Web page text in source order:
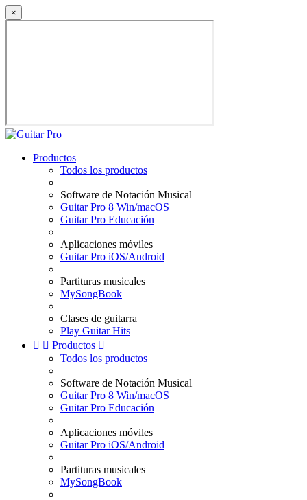
×
Productos
Todos los productos
Software de Notación Musical
Guitar Pro 8 Win/macOS
Guitar Pro Educación
Aplicaciones móviles
Guitar Pro iOS/Android
Partituras musicales
MySongBook
Clases de guitarra
Play Guitar Hits
  Productos 
Todos los productos
Software de Notación Musical
Guitar Pro 8 Win/macOS
Guitar Pro Educación
Aplicaciones móviles
Guitar Pro iOS/Android
Partituras musicales
MySongBook